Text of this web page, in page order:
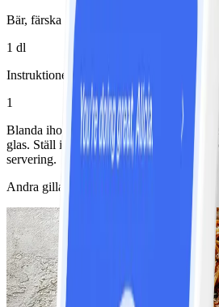
Bär, färska
1 dl
Instruktioner
1
Blanda ihop kvarg och yoghurt. Varva
glas. Ställ in i kylskåp över natten och
servering.
Andra gillade också